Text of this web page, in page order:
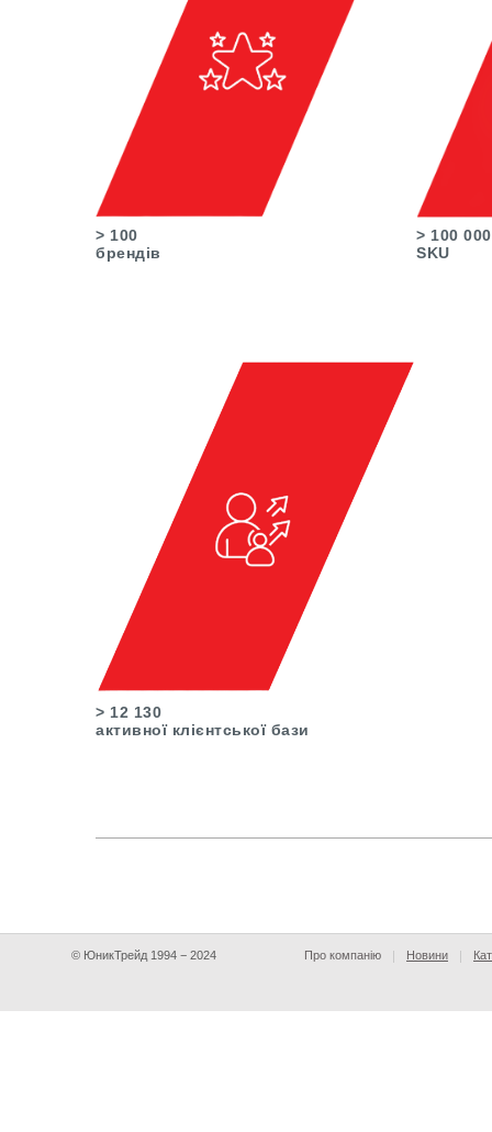
> 100
брендів
> 100 000
SKU
> 12 130
активної клієнтської бази
© ЮникТрейд 1994 − 2024 Про компанію Новини